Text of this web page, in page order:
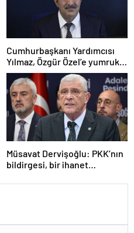
Cumhurbaşkanı Yardımcısı
Yılmaz, Özgür Özel’e yumruklu
saldırıyı kınadı
Müsavat Dervişoğlu: PKK’nın
bildirgesi, bir ihanet